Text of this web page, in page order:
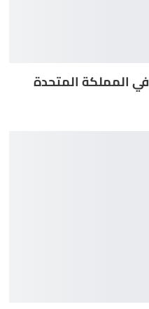
منح ماجستير بجامعة Oxford في المملكة المتحدة